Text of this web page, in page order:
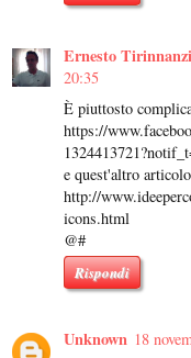
Ernesto Tirinnanzi
20:35
È piuttosto
https://
e quest'altro
http://
icons.html
@#
Rispondi
Unknown 18